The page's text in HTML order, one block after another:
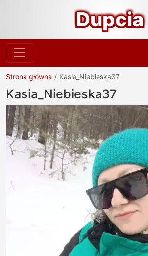
Dupcia
Strona główna Kasia_Niebieska37
Kasia_Niebieska37